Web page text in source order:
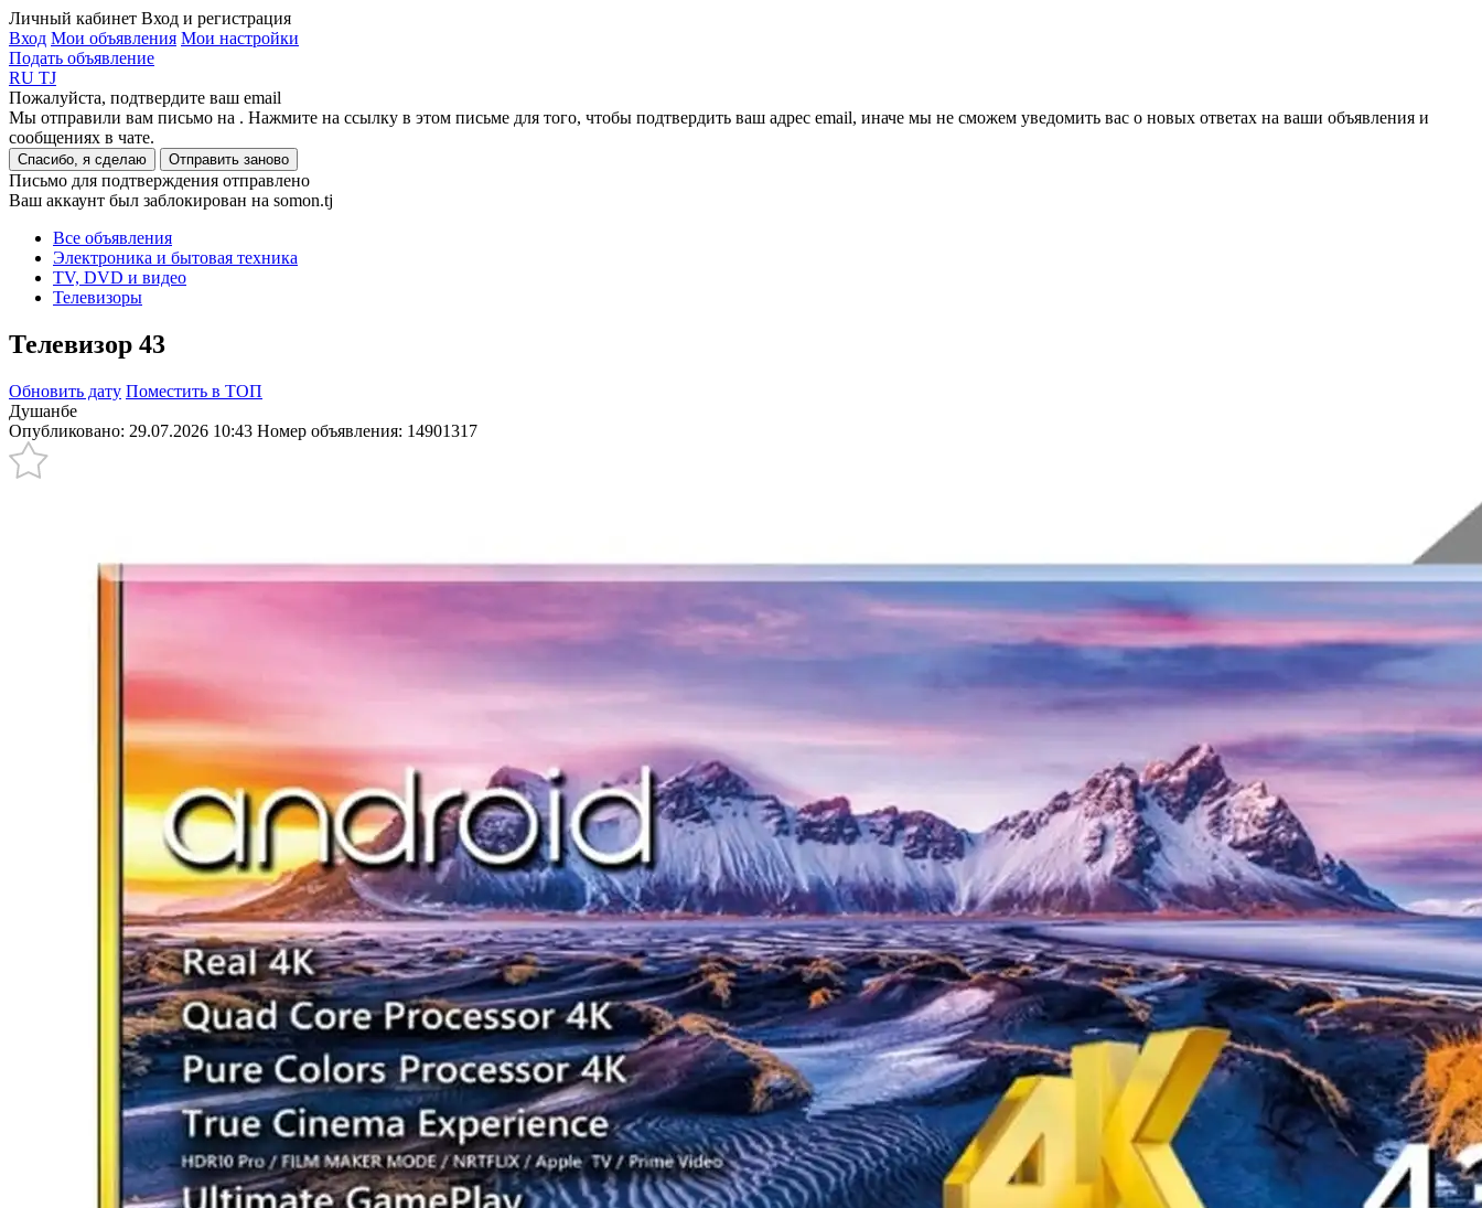
Личный кабинет Вход и регистрация
Вход Мои объявления Мои настройки
Подать объявление
RU TJ
Пожалуйста, подтвердите ваш email
Мы отправили вам письмо на . Нажмите на ссылку в этом письме для того, чтобы подтвердить ваш адрес email, иначе мы не сможем уведомить вас о новых ответах на ваши объявления и
сообщениях в чате.
Спасибо, я сделаю Отправить заново
Письмо для подтверждения отправлено
Ваш аккаунт был заблокирован на somon.tj
Все объявления
Электроника и бытовая техника
TV, DVD и видео
Телевизоры
Телевизор 43
Обновить дату Поместить в ТОП
Душанбе
Опубликовано: 29.07.2026 10:43 Номер объявления: 14901317